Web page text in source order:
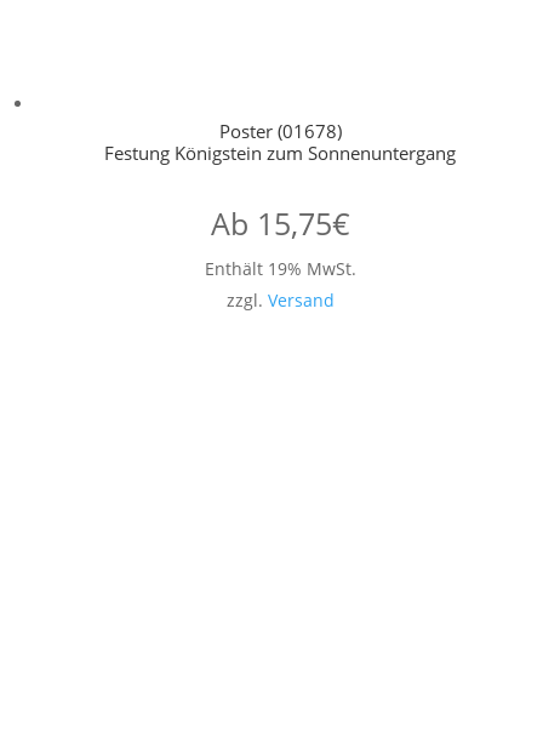
Poster (01678)
Festung Königstein zum Sonnenuntergang
Ab 15,75€
Enthält 19% MwSt.
zzgl. Versand